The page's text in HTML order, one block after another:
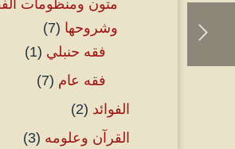
متون ومنظومات
وشروحها (7)
فقه حنبلي (1)
فقه عام (7)
الفوائد (2)
القرآن وعلومه (3)